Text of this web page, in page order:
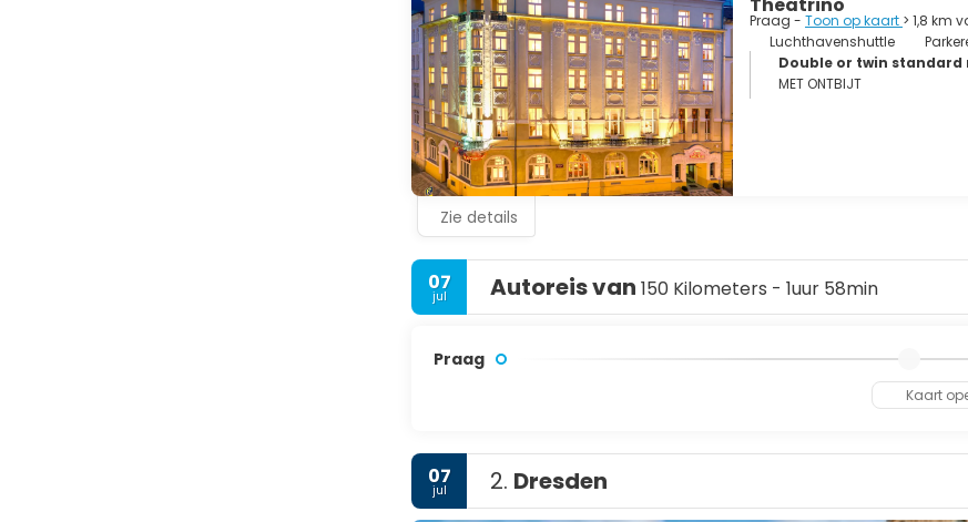
(Oude Stad), Nové Město (Nieuwe Stad), Hradčany (de Burchtwijk) en
Praag - Toon op kaart > 1,8 km
Luchthavenshuttle
Double or twin standard
MET ONTBIJT
Zie details
07
jul Autoreis van 150 Kilometers - 1uur 58min
Praag
Kaart
07
jul 2. Dresden